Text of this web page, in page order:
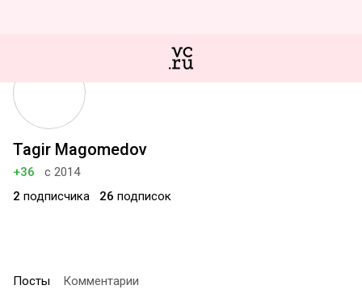
Tagir Magomedov
+36
с 2014
2 подписчика 26 подписок
Посты Комментарии